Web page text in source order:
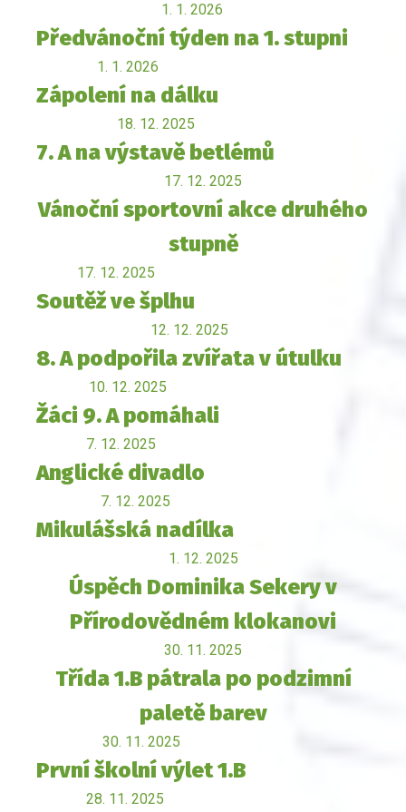
1. 1. 2026
Předvánoční týden na 1. stupni
1. 1. 2026
Zápolení na dálku
18. 12. 2025
7. A na výstavě betlémů
17. 12. 2025
Vánoční sportovní akce druhého
stupně
17. 12. 2025
Soutěž ve šplhu
12. 12. 2025
8. A podpořila zvířata v útulku
10. 12. 2025
Žáci 9. A pomáhali
7. 12. 2025
Anglické divadlo
7. 12. 2025
Mikulášská nadílka
1. 12. 2025
Úspěch Dominika Sekery v
Přírodovědném klokanovi
30. 11. 2025
Třída 1.B pátrala po podzimní
paletě barev
30. 11. 2025
První školní výlet 1.B
28. 11. 2025